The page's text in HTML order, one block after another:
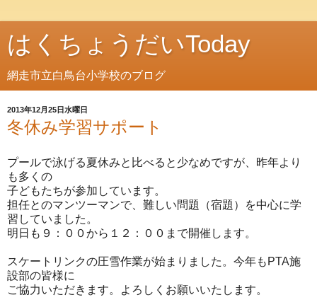
はくちょうだいToday
網走市立白鳥台小学校のブログ
2013年12月25日水曜日
冬休み学習サポート
プールで泳げる夏休みと比べると少なめですが、昨年より
も多くの
子どもたちが参加しています。
担任とのマンツーマンで、難しい問題（宿題）を中心に学
習していました。
明日も９：００から１２：００まで開催します。
スケートリンクの圧雪作業が始まりました。今年もPTA施
設部の皆様に
ご協力いただきます。よろしくお願いいたします。